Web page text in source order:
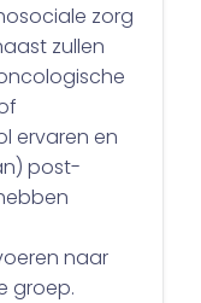
zorg
zullen
ervaren en
post-
naar
groep.